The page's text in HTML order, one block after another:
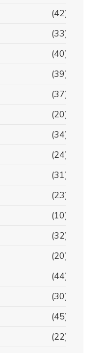
(42)
(33)
(40)
(39)
(37)
(20)
(34)
(24)
(31)
(23)
(10)
(32)
(20)
(44)
(30)
(45)
(22)